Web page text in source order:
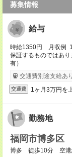
募集情報
給与
時給1350円 月収例
保証するものではあ
有）
交通費別途支給あり
交通費 1ヶ月3万円を
勤務地
福岡市博多区
博多 徒歩10分 空